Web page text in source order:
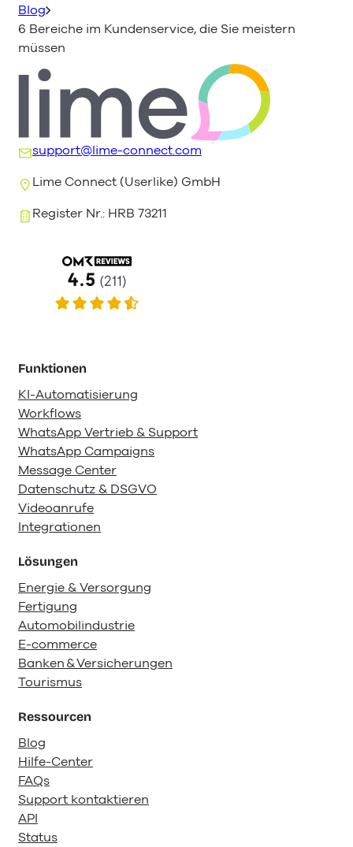
Software-
Blog
6 Bereiche im Kundenservice, die Sie meistern
müssen
support@lime-connect.com
Lime Connect (Userlike) GmbH
Register Nr.: HRB 73211
Funktionen
KI-Automatisierung
Workflows
WhatsApp Vertrieb & Support
WhatsApp Campaigns
Message Center
Datenschutz & DSGVO
Videoanrufe
Integrationen
Lösungen
Energie & Versorgung
Fertigung
Automobilindustrie
E-commerce
Banken & Versicherungen
Tourismus
Ressourcen
Blog
Hilfe-Center
FAQs
Support kontaktieren
API
Status